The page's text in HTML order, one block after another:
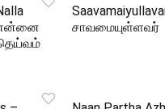
என்னை
சாவமையுள்ளவர்